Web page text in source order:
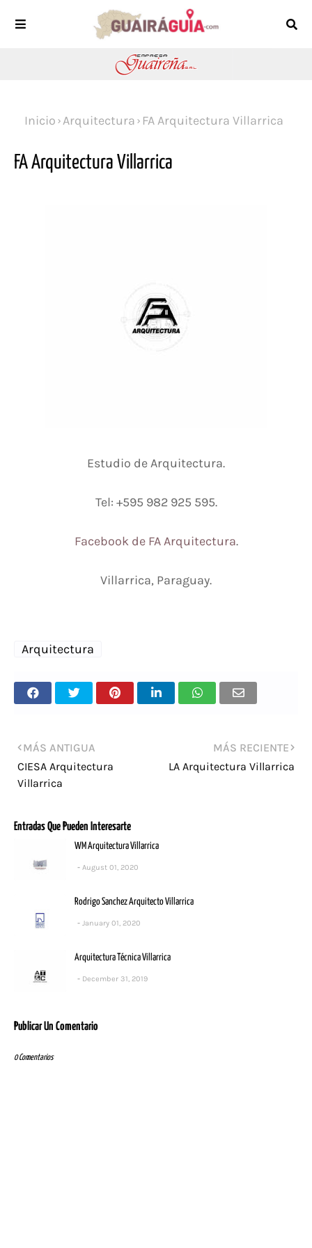
Inicio Arquitectura FA Arquitectura Villarrica
FA Arquitectura Villarrica
Estudio de Arquitectura.
Tel: +595 982 925 595.
Facebook de FA Arquitectura.
Villarrica, Paraguay.
Arquitectura
MÁS RECIENTE
LA Arquitectura Villarrica
MÁS ANTIGUA
CIESA Arquitectura
Villarrica
Entradas Que Pueden Interesarte
WM Arquitectura Villarrica
August 01, 2020
Rodrigo Sanchez Arquitecto Villarrica
January 01, 2020
Arquitectura Técnica Villarrica
December 31, 2019
Publicar Un Comentario
0 Comentarios